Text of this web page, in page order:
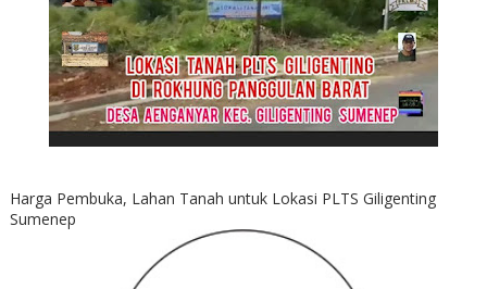
Harga Pembuka, Lahan Tanah untuk Lokasi PLTS Giligenting
Sumenep